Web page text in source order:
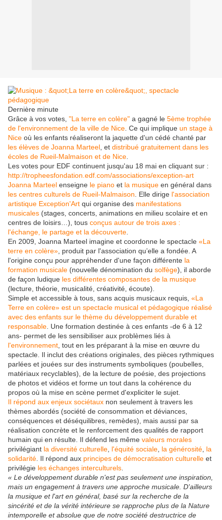
Dernière minute
Grâce à vos votes, "La terre en colère" a gagné le 5ème trophée
de l'environnement de la ville de Nice . Ce qui implique un stage à
Nice où les enfants réaliseront la jaquette d'un cédé chanté par
les élèves de Joanna Marteel , et distribué gratuitement dans les
écoles de Rueil-Malmaison et de Nice
Les votes pour EDF continuent jusqu'au 18 mai en cliquant sur :
http://tropheesfondation.edf.com/associations/exception-art
Joanna Marteel enseigne le piano et la musique en général dans
les centres culturels de Rueil-Malmaison . Elle dirige l'association
artistique Exception'Art qui organise des manifestations
musicales (stages, concerts, animations en milieu scolaire et en
centres de loisirs…), tous conçus autour de trois axes :
l'échange, le partage et la découverte
En 2009, Joanna Marteel imagine et coordonne le spectacle «La
terre en colère» , produit par l'association qu’elle a fondée. A
l'origine conçu pour appréhender d'une façon différente la
formation musicale (nouvelle dénomination du solfège), il aborde
de façon ludique les différentes composantes de la musique
(lecture, théorie, musicalité, créativité, écoute).
Simple et accessible à tous, sans acquis musicaux requis, «La
Terre en colère» est un spectacle musical et pédagogique réalisé
avec des enfants sur le thème du développement durable et
responsable . Une formation destinée à ces enfants -de 6 à 12
ans- permet de les sensibiliser aux problèmes liés à
l'environnement , tout en les préparant à la mise en œuvre du
spectacle. Il inclut des créations originales, des pièces rythmiques
parlées et jouées sur des instruments symboliques (poubelles,
matériaux recyclables), de la lecture de poésie, des projections
de photos et vidéos et forme un tout dans la cohérence du
propos où la mise en scène permet d'expliciter le sujet.
Il répond aux enjeux sociétaux non seulement à travers les
thèmes abordés (société de consommation et déviances,
conséquences et déséquilibres, remèdes), mais aussi par sa
réalisation concrète et le renforcement des qualités de rapport
humain qui en résulte. Il défend les même valeurs morales
privilégiant la diversité culturelle l'équité sociale la générosité la
solidarité . Il répond aux principes de démocratisation culturelle et
privilégie les échanges interculturels
« Le développement durable n'est pas seulement une inspiration,
mais un engagement à travers une approche musicale. D'ailleurs
la musique et l'art en général, basé sur la recherche de la
sincérité et de la vérité intérieure se rapproche plus de la Nature
intemporelle et absolue que de notre société destructrice de